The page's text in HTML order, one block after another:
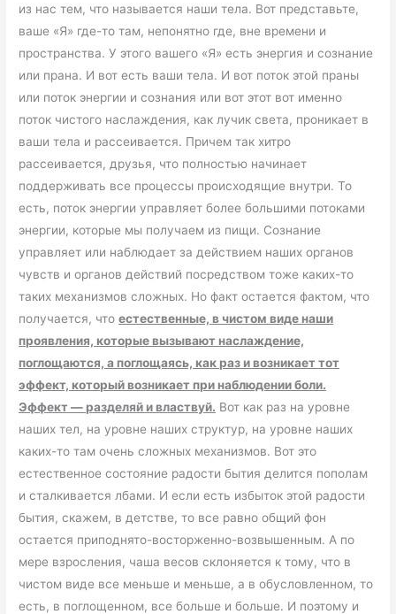
из нас тем, что называется наши тела. Вот представьте,
ваше «Я» где-то там, непонятно где, вне времени и
пространства. У этого вашего «Я» есть энергия и сознание
или прана. И вот есть ваши тела. И вот поток этой праны
или поток энергии и сознания или вот этот вот именно
поток чистого наслаждения, как лучик света, проникает в
ваши тела и рассеивается. Причем так хитро
рассеивается, друзья, что полностью начинает
поддерживать все процессы происходящие внутри. То
есть, поток энергии управляет более большими потоками
энергии, которые мы получаем из пищи. Сознание
управляет или наблюдает за действием наших органов
чувств и органов действий посредством тоже каких-то
таких механизмов сложных. Но факт остается фактом, что
получается, чтоестественные, в чистом виде наши
проявления, которые вызывают наслаждение,
поглощаются, а поглощаясь, как раз и возникает тот
эффект, который возникает при наблюдении боли.
Эффект — разделяй и властвуй. Вот как раз на уровне
наших тел, на уровне наших структур, на уровне наших
каких-то там очень сложных механизмов. Вот это
естественное состояние радости бытия делится пополам
и сталкивается лбами. И если есть избыток этой радости
бытия, скажем, в детстве, то все равно общий фон
остается приподнято-восторженно-возвышенным. А по
мере взросления, чаша весов склоняется к тому, что в
чистом виде все меньше и меньше, а в обусловленном, то
есть, в поглощенном, все больше и больше. И поэтому и